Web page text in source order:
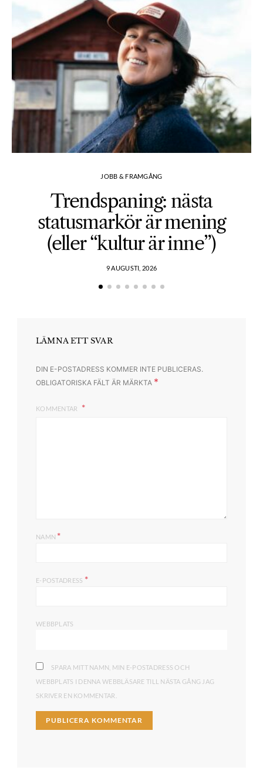
JOBB & FRAMGÅNG
Trendspaning: nästa
statusmarkör är mening
(eller “kultur är inne”)
9 AUGUSTI, 2026
LÄMNA ETT SVAR
DIN E-POSTADRESS KOMMER INTE PUBLICERAS.
OBLIGATORISKA FÄLT ÄR MÄRKTA *
KOMMENTAR
NAMN *
E-POSTADRESS *
WEBBPLATS
SPARA MITT NAMN, MIN E-POSTADRESS OCH
WEBBPLATS I DENNA WEBBLÄSARE TILL NÄSTA GÅNG JAG
SKRIVER EN KOMMENTAR.